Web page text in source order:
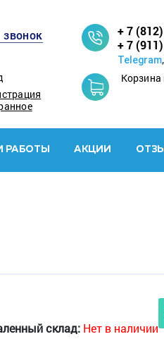
+ 7
+ 7
Telegram,
Корзина
РАБОТЫ АКЦИИ
склад: Нет в наличии